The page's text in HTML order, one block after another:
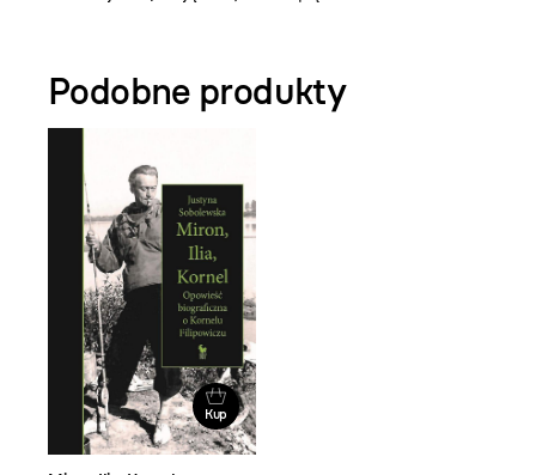
Podobne produkty
Kup